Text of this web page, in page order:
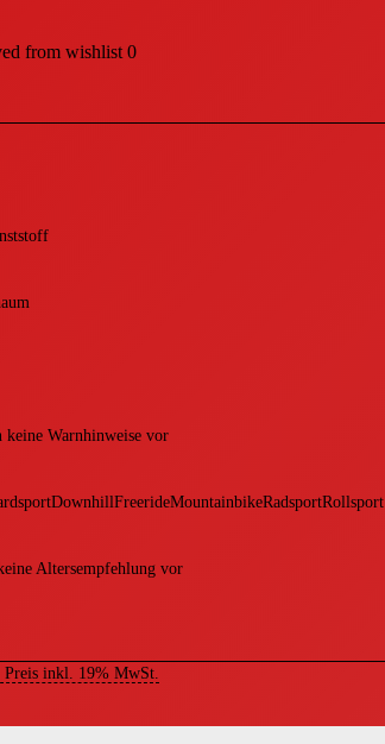
from wishlist 0
keine Warnhinweise vor
Altersempfehlung vor
inkl. 19% MwSt.